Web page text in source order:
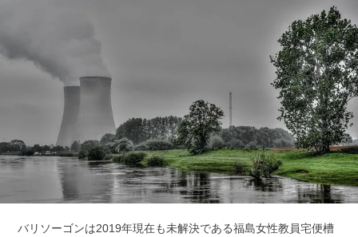
バリソーゴンは2019年現在も未解決である福島女性教員宅便槽